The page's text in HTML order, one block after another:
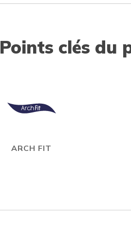
Points clés du
ARCH FIT